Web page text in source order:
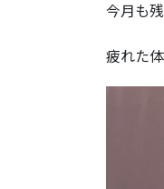
今月も
疲れた